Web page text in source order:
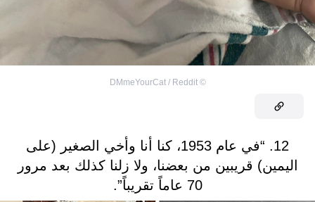
©
DMmeYourCat / Reddit
12. “في عام 1953، كنا أنا وأخي الصغير (على
اليمين) قريبين من بعضنا، ولا زلنا كذلك بعد مرور
70 عاماً تقريباً”.